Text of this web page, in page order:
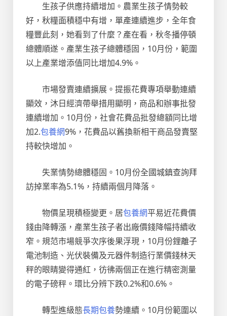
生孩子供應持續增加。農業生孩子情勢較
好，秋糧面積穩中有增，單產連續進步，全年食
糧豐此刻，她看到了什麼？產在看，秋冬播停頓
總體順遂。產業生孩子總體穩固，10月份，範圍
以上產業增添值同比增加4.9%。
市場發賣連續擴展。提振花費專項舉動連續
顯效，沐日經濟帶舉措用顯明，商品和辦事批發
連續增加。10月份，社會花費品批發總額同比增
加2.包養網9%，花費品以舊換新相干商品發賣堅
持較快增加。
失業情勢總體穩固。10月份全國城鎮查詢拜
訪掉業率為5.1%，持續兩個月降落。
物價呈現積極變更。居包養網平易近花費價
錢由降轉漲，產業生孩子者出廠價錢降幅持續收
窄。規范市場競爭次序後果浮現，10月份鋰離子
電池制造、光伏裝備及元器件制造行業價錢林天
秤的眼睛變得通紅，彷彿兩個正在進行精密測量
的電子磅秤。環比分辨下跌0.2%和0.6%。
轉型進級態長期包養勢連續。10月份範圍以